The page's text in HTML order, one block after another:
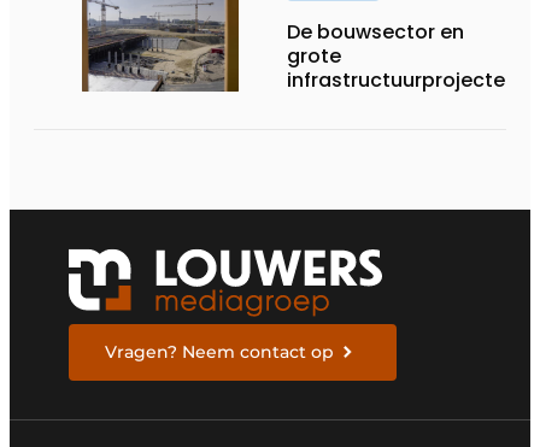
De bouwsector en
grote
infrastructuurprojecten
Vragen? Neem contact op